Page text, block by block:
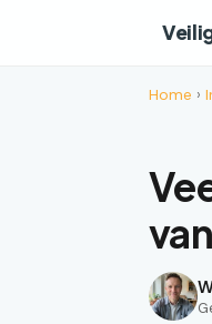
Home ›